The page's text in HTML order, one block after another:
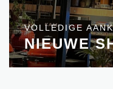
VOLLEDIGE
NIEUWE